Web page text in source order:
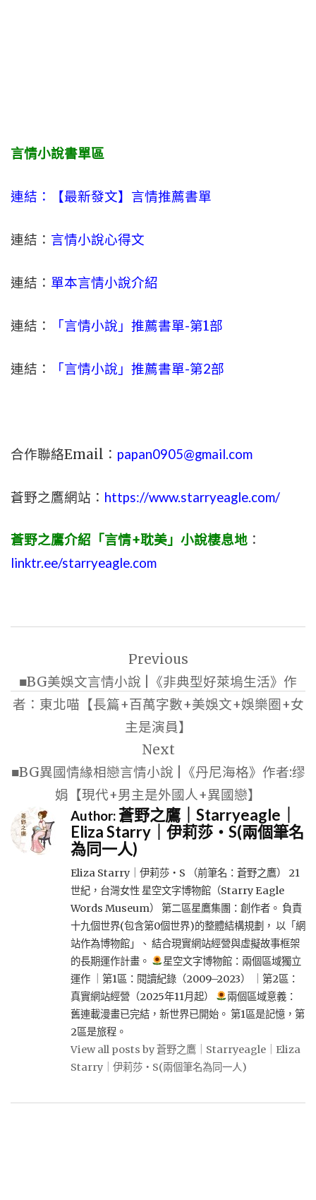
言情小說書單區
連結：【最新發文】 言情推薦書單
連結： 言情小說心得文
連結： 單本言情小說介紹
連結： 「言情小說」推薦書單-第1部
連結： 「言情小說」推薦書單-第2部
合作聯絡Email： papan0905@gmail.com
蒼野之鷹網站： https://www.starryeagle.com/
蒼野之鷹介紹「言情+耽美」小說棲息地 ：
linktr.ee/starryeagle.com
導
覽
Previous
■BG美娛文言情小說 |《非典型好萊塢生活》作
者：東北喵【長篇+百萬字數+美娛文+娛樂圈+女
主是演員】
Next
■BG異國情緣相戀言情小說 |《丹尼海格》作者:缪
娟【現代+男主是外國人+異國戀】
Author:蒼野之鷹｜Starryeagle｜
Eliza Starry｜伊莉莎・S(兩個筆名
為同一人)
Eliza Starry｜伊莉莎・S （前筆名：蒼野之鷹） 21
世紀，台灣女性 星空文字博物館（Starry Eagle
Words Museum） 第二區星鷹集團：創作者。 負責
十九個世界(包含第0個世界)的整體結構規劃， 以「網
站作為博物館」、 結合現實網站經營與虛擬故事框架
的長期運作計畫。
星空文字博物館：兩個區域獨立
運作 ｜第1區：閱讀紀錄（2009–2023） ｜第2區：
真實網站經營（2025年11月起）
兩個區域意義：
舊連載漫畫已完結，新世界已開始。 第1區是記憶，第
2區是旅程。
View all posts by 蒼野之鷹｜Starryeagle｜Eliza
Starry｜伊莉莎・S(兩個筆名為同一人)